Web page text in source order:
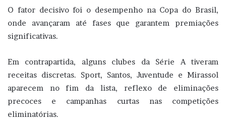
O fator decisivo foi o desempenho na Copa do Brasil,
onde avançaram até fases que garantem premiações
significativas.
Em contrapartida, alguns clubes da Série A tiveram
receitas discretas. Sport, Santos, Juventude e Mirassol
aparecem no fim da lista, reflexo de eliminações
precoces e campanhas curtas nas competições
eliminatórias.